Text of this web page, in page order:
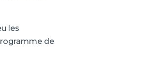
les
de